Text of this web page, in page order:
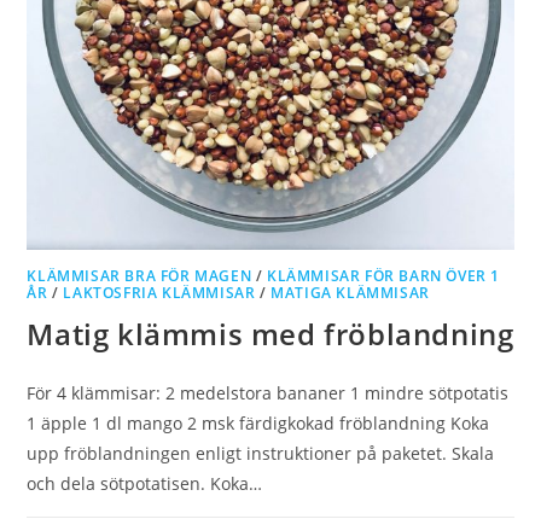
KLÄMMISAR BRA FÖR MAGEN / KLÄMMISAR FÖR BARN ÖVER 1
ÅR / LAKTOSFRIA KLÄMMISAR / MATIGA KLÄMMISAR
Matig klämmis med fröblandning
För 4 klämmisar: 2 medelstora bananer 1 mindre sötpotatis
1 äpple 1 dl mango 2 msk färdigkokad fröblandning Koka
upp fröblandningen enligt instruktioner på paketet. Skala
och dela sötpotatisen. Koka…